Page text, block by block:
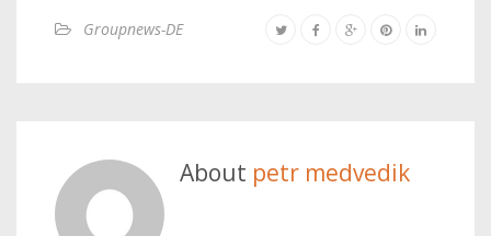
Groupnews-DE
About petr medvedik